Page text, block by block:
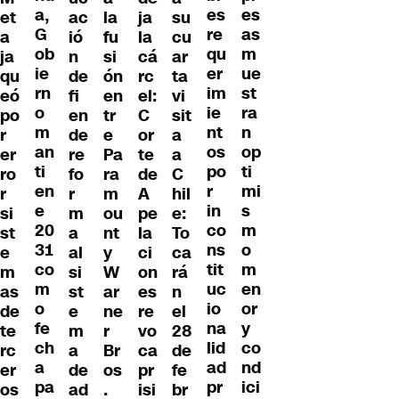
et
a
ja
qu
eó
po
r
er
ro
r
si
st
e
m
as
de
te
rc
er
os
a,
G
ob
ie
rn
o
m
an
ti
en
e
20
31
co
m
o
fe
ch
a
pa
ac
ió
n
de
fi
en
de
re
fo
r
m
a
al
si
st
e
m
a
de
ad
la
fu
si
ón
en
tr
e
Pa
ra
m
ou
nt
y
W
ar
ne
r
Br
os
.
ja
la
cá
rc
el:
C
or
te
de
A
pe
la
ci
on
es
re
vo
ca
pr
isi
su
cu
ar
ta
vi
sit
a
a
C
hil
e:
To
ca
rá
n
el
28
de
fe
br
es
re
qu
er
im
ie
nt
os
po
r
in
co
ns
tit
uc
io
na
lid
ad
pr
es
as
m
ue
st
ra
n
op
ti
mi
s
m
o
m
en
or
y
co
nd
ici